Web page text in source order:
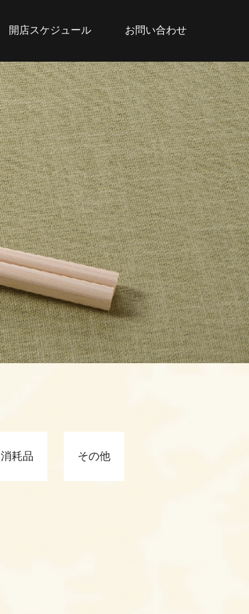
開店スケジュール お問い合わせ
消耗品 その他